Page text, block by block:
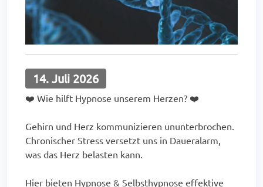
14. Juli 2026
❤️ Wie hilft Hypnose unserem Herzen? ❤️
Gehirn und Herz kommunizieren ununterbrochen.
Chronischer Stress versetzt uns in Daueralarm,
was das Herz belasten kann.
Hier bieten Hypnose & Selbsthypnose effektive